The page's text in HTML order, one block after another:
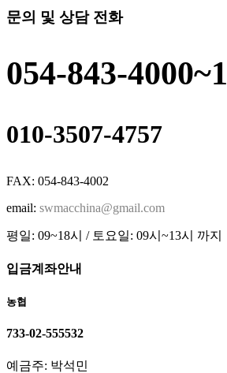
문의 및 상담 전화
054-843-4000~1
010-3507-4757
FAX: 054-843-4002
email: swmacchina@gmail.com
평일: 09~18시 / 토요일: 09시~13시 까지
입금계좌안내
농협
733-02-555532
예금주: 박석민